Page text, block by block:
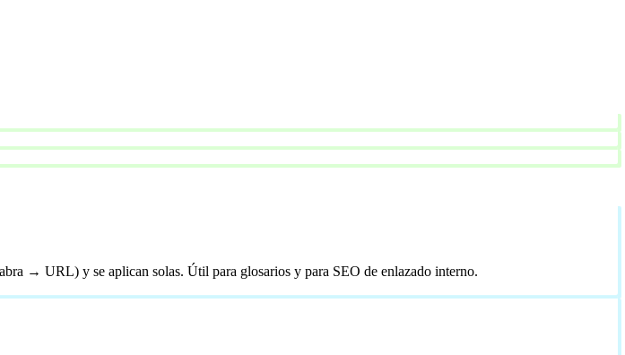
→ URL) y se aplican solas. Útil para glosarios y para SEO de enlazado interno.